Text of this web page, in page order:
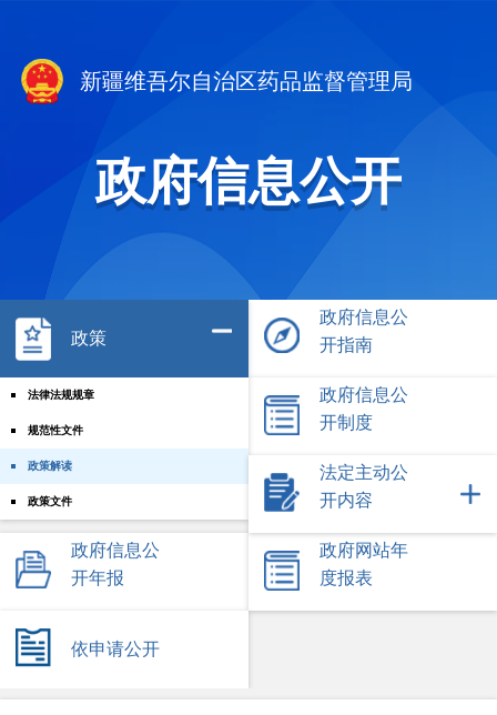
新疆维吾尔自治区药品监督管理局
政府信息公开
政策
法律法规规章
规范性文件
政策解读
政策文件
政府信息公
开指南
政府信息公
开制度
法定主动公
开内容
政府信息公
开年报
政府网站年
度报表
依申请公开